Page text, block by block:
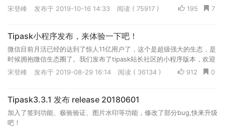
入了管理员操作日志记录、禁止IP等管理功能。
7
195
宋登峰 发布于 2019-10-16 14:33 阅读 ( 75917 )
Tipask小程序发布，来体验一下吧！
微信目前月活已经的达到了惊人11亿用户了，这个是超级强大的生态，是
时候拥抱微信生态圈了。我们发布了tipask站长社区的小程序版本，欢迎
大家体验，后续也会在小程序领域深耕。
0
912
宋登峰 发布于 2019-08-29 16:14 阅读 ( 36134 )
Tipask3.3.1 发布 release 20180601
加入了签到功能、极验验证、图片水印等功能，修改了部分bug,快来升级
吧！